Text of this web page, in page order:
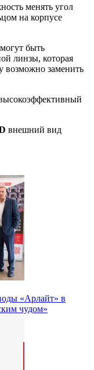
менять угол
на корпусе
быть
линзы, которая
возможно заменить
внешний вид
«Арлайт» в
чудом»